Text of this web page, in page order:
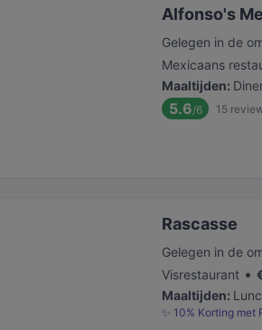
Alfonso's
Gelegen in de
Mexicaans
Maaltijden:
5.6/6 15
Rascasse
Gelegen in de
Visrestaurant •
Maaltijden:
✨ 10% Korting met